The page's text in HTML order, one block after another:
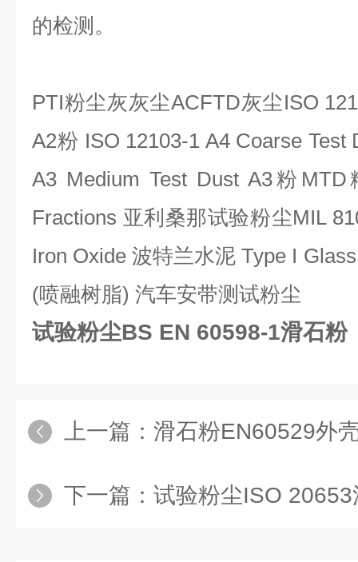
的检测。
PTI粉尘灰灰尘ACFTD灰尘ISO
A2粉 ISO 12103-1 A4 Coarse Test
A3 Medium Test Dust A3粉 MTD
Fractions 亚利桑那试验粉尘MIL
Iron Oxide 波特兰水泥 Type I
(喷融树脂) 汽车安带测试粉尘
试验粉尘BS EN 60598-1滑石粉
上一篇： 滑石粉EN60529外
下一篇： 试验粉尘ISO 20653